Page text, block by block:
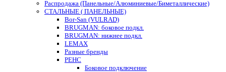
Распродажа (Панельные/Алюминиевые/Биметаллические)
СТАЛЬНЫЕ ( ПАНЕЛЬНЫЕ)
Bor-San (VULRAD)
BRUGMAN: боковое подкл.
BRUGMAN: нижнее подкл.
LEMAX
Разные бренды
РЕНС
Боковое подключение